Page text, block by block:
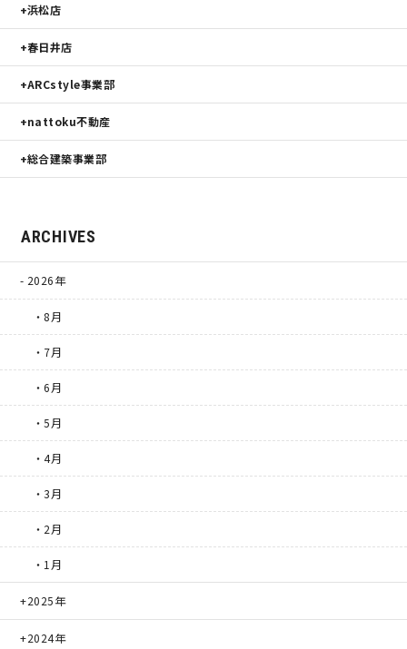
最響の家
Groovin’
nattoku住宅25周年記念モデル
Blue Style
キママプラス
納得リフォームスタジオ
分譲住宅･不動産 スタッフブログ
施工事例
近日分譲予定情報
浜松店
春日井店
ARCstyle事業部
nattoku不動産
総合建築事業部
ARCHIVES
2026年
・8月
・7月
・6月
・5月
・4月
・3月
・2月
・1月
2025年
2024年